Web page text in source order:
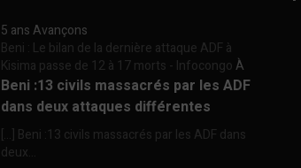
5 ans Avançons
Beni : Le bilan de la dernière attaque ADF à
Kisima passe de 12 à 17 morts - InfocongoÀ
Beni :13 civils massacrés par les ADF
dans deux attaques différentes
[…] Beni :13 civils massacrés par les ADF dans
deux...